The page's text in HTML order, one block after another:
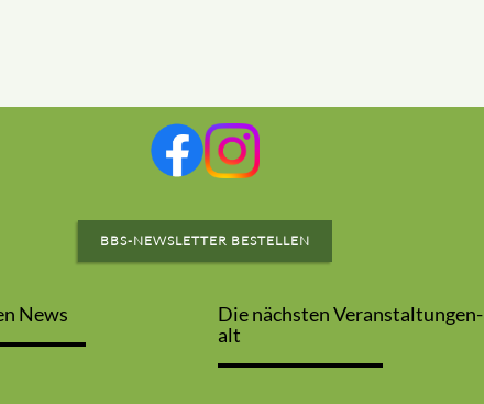
BBS-NEWSLETTER BESTELLEN
News
Die nächsten Veranstaltungen-
alt